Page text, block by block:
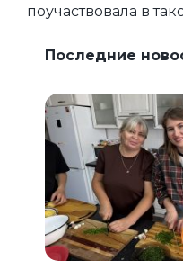
поучаствовала в
Последние